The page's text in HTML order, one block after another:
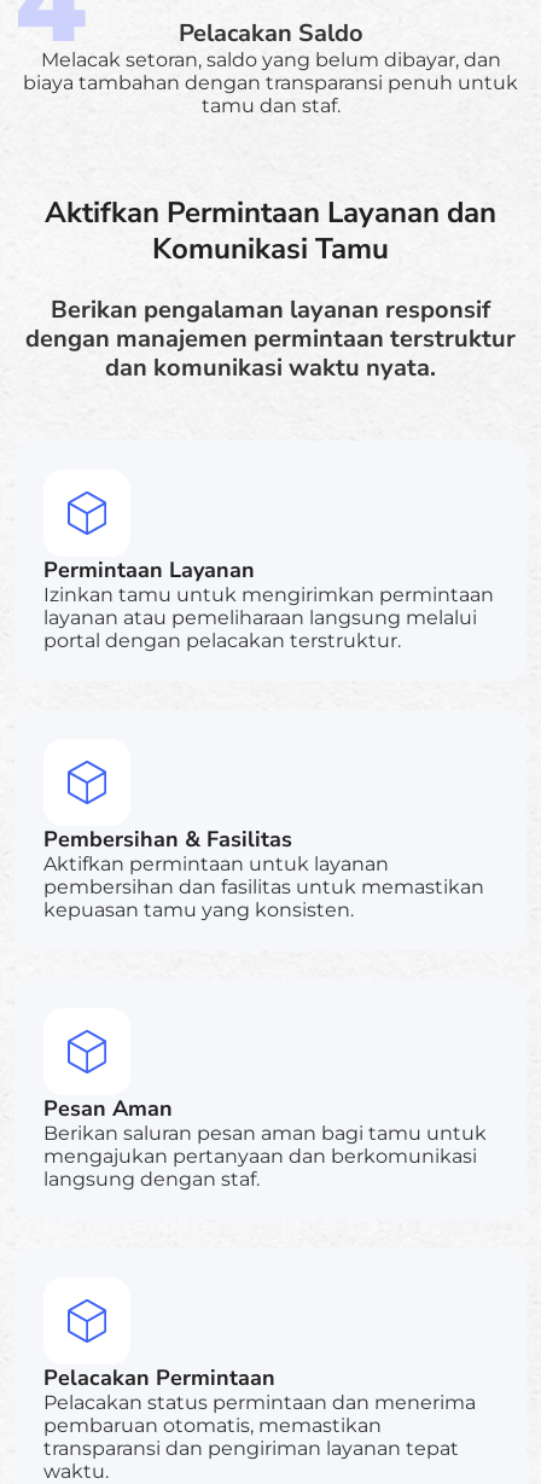
Pelacakan Saldo
Melacak setoran, saldo yang belum dibayar, dan
biaya tambahan dengan transparansi penuh untuk
tamu dan staf.
Aktifkan Permintaan Layanan dan
Komunikasi Tamu
Berikan pengalaman layanan responsif
dengan manajemen permintaan terstruktur
dan komunikasi waktu nyata.
Permintaan Layanan
Izinkan tamu untuk mengirimkan permintaan
layanan atau pemeliharaan langsung melalui
portal dengan pelacakan terstruktur.
Pembersihan & Fasilitas
Aktifkan permintaan untuk layanan
pembersihan dan fasilitas untuk memastikan
kepuasan tamu yang konsisten.
Pesan Aman
Berikan saluran pesan aman bagi tamu untuk
mengajukan pertanyaan dan berkomunikasi
langsung dengan staf.
Pelacakan Permintaan
Pelacakan status permintaan dan menerima
pembaruan otomatis, memastikan
transparansi dan pengiriman layanan tepat
waktu.